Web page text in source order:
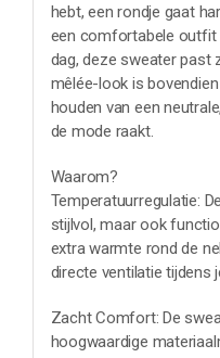
hebt, een rondje gaat
een comfortabele outfit
dag, deze sweater past
mêlée-look is
houden van een
de mode raakt.
Waarom?
Temperatuurregulatie:
stijlvol, maar ook
extra warmte rond de
directe ventilatie tijdens
Zacht Comfort: De
hoogwaardige